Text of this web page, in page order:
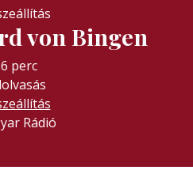
von Bingen
perc
Rádió